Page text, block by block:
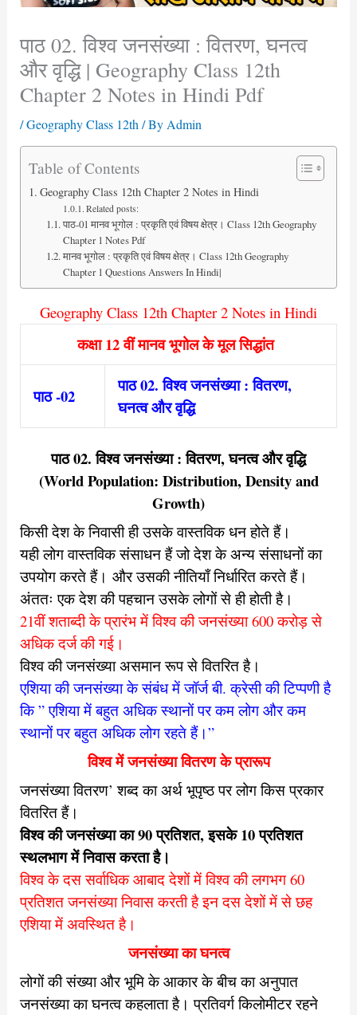
पाठ 02. विश्व जनसंख्या : वितरण, घनत्व
और वृद्धि | Geography Class 12th
Chapter 2 Notes in Hindi Pdf
/Geography Class 12th/ ByAdmin
Table of Contents
Geography Class 12th Chapter 2 Notes in Hindi
Related posts:
पाठ-01 मानव भूगोल : प्रकृति एवं विषय क्षेत्र। Class 12th Geography
Chapter 1 Notes Pdf
मानव भूगोल : प्रकृति एवं विषय क्षेत्र। Class 12th Geography
Chapter 1 Questions Answers In Hindi|
Geography Class 12th Chapter 2 Notes in Hindi
कक्षा 12 वीं मानव भूगोल के मूल सिद्धांत
पाठ -02
पाठ 02. विश्व जनसंख्या : वितरण,
घनत्व और वृद्धि
पाठ 02. विश्व जनसंख्या : वितरण, घनत्व और वृद्धि
(World Population: Distribution, Density and
Growth)
किसी देश के निवासी ही उसके वास्तविक धन होते हैं।
यही लोग वास्तविक संसाधन हैं जो देश के अन्य संसाधनों का
उपयोग करते हैं। और उसकी नीतियाँ निर्धारित करते हैं।
अंततः एक देश की पहचान उसके लोगों से ही होती है।
21वीं शताब्दी के प्रारंभ में विश्व की जनसंख्या 600 करोड़ से
अधिक दर्जकी गई।
विश्व की जनसंख्या असमान रूप से वितरित है।
एशिया की जनसंख्या के संबंध में जॉर्ज बी. क्रेसी की टिप्पणी है
कि ” एशियामें बहुत अधिक स्थानों पर कम लोग और कम
स्थानों पर बहुत अधिक लोगरहते हैं।”
विश्व में जनसंख्या वितरण के प्रारूप
जनसंख्या वितरण’ शब्द का अर्थ भूपृष्ठ पर लोग किस प्रकार
वितरित हैं।
विश्व की जनसंख्या का 90 प्रतिशत, इसके 10 प्रतिशत
स्थलभाग में निवास करता है।
विश्व के दस सर्वाधिक आबाद देशों में विश्व की लगभग 60
प्रतिशत जनसंख्या निवास करती है इन दस देशों में से छह
एशिया में अवस्थित है।
जनसंख्या का घनत्व
लोगों की संख्या और भूमि के आकार के बीच का अनुपात
जनसंख्या काघनत्व कहलाता है।प्रतिवर्ग किलोमीटर रहने